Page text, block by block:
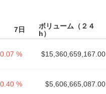
7日
ボリューム（２４
H）
% $15,360,659,167.00
% $5,606,665,087.00